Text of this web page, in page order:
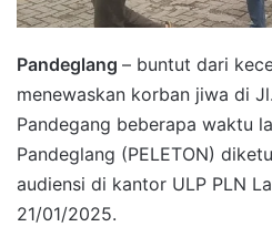
Pandeglang – buntut dari
menewaskan korban jiwa di
Pandegang beberapa waktu
Pandeglang (PELETON)
audiensi di kantor ULP PLN
21/01/2025.